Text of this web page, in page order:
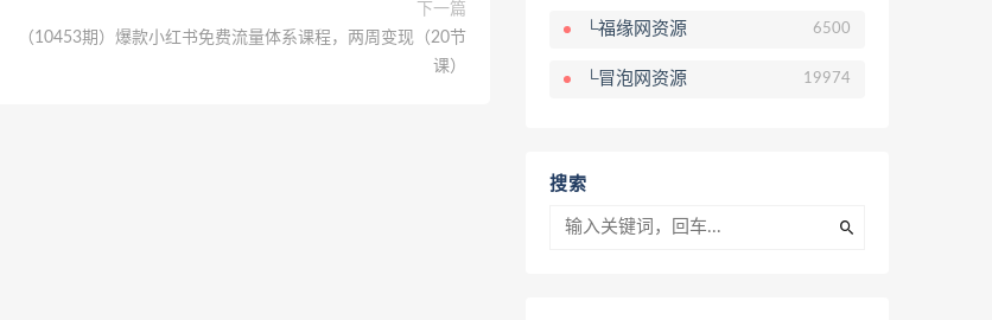
下一篇
（10453期）爆款小红书免费流量体系课程，两周变现（20节
课）
└福缘网资源 6500
└冒泡网资源 19974
搜索